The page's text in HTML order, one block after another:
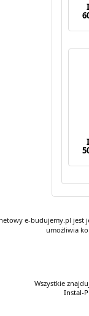
e-budujemy.pl jest
umożliwia
Wszystkie
Instal-